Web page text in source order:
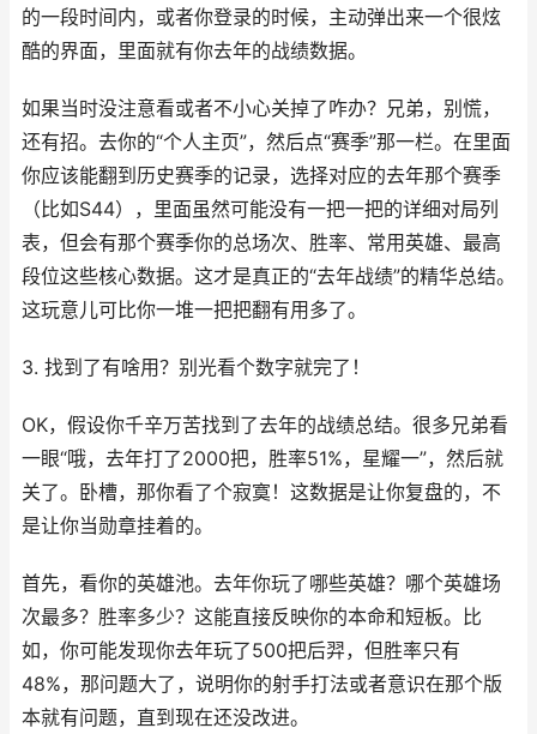
的一段时间内，或者你登录的时候，主动弹出来一个很炫
酷的界面，里面就有你去年的战绩数据。
如果当时没注意看或者不小心关掉了咋办？兄弟，别慌，
还有招。去你的“个人主页”，然后点“赛季”那一栏。在里面
你应该能翻到历史赛季的记录，选择对应的去年那个赛季
（比如S44），里面虽然可能没有一把一把的详细对局列
表，但会有那个赛季你的总场次、胜率、常用英雄、最高
段位这些核心数据。这才是真正的“去年战绩”的精华总结。
这玩意儿可比你一堆一把把翻有用多了。
3. 找到了有啥用？别光看个数字就完了！
OK，假设你千辛万苦找到了去年的战绩总结。很多兄弟看
一眼“哦，去年打了2000把，胜率51%，星耀一”，然后就
关了。卧槽，那你看了个寂寞！这数据是让你复盘的，不
是让你当勋章挂着的。
首先，看你的英雄池。去年你玩了哪些英雄？哪个英雄场
次最多？胜率多少？这能直接反映你的本命和短板。比
如，你可能发现你去年玩了500把后羿，但胜率只有
48%，那问题大了，说明你的射手打法或者意识在那个版
本就有问题，直到现在还没改进。